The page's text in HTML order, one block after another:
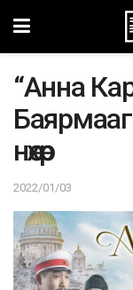
“Анна
нөхөр
2022/01/03